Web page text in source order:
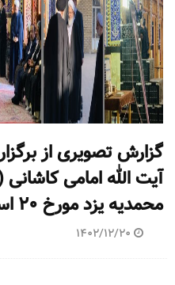
گزارش تصویری از
آیت الله امامی
محمدیه یزد مورخ ۲۰ اسفند ۱۴۰۲
1402/12/20